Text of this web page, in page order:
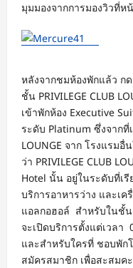
มุมมองจากการมองวิวที่ห
หลังจากชมห้องพักแล้ว
ชั้น PRIVILEGE CLUB
เข้าพักห้อง Executive
ระดับ Platinum ซึ่งจากที่
LOUNGE จาก โรงแรม
ว่า PRIVILEGE CLUB
Hotel นั้น อยู่ในระดับที่เรี
บริการอาหารว่าง และเ
แอลกอฮอล์ สำหรับในชั้น
จะเปิดบริการตั้งแต่เวลา
และสำหรับใครที่ ชอบพัก
สมัครสมาชิก เพื่อสะสม